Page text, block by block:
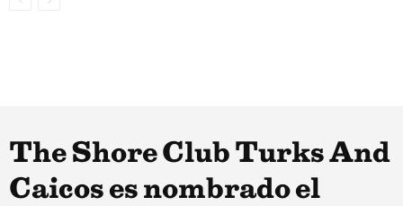
The Shore Club Turks And
Caicos es nombrado el